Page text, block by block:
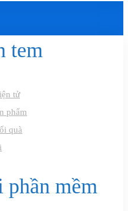
tem
tử
phẩm
quà
mềm